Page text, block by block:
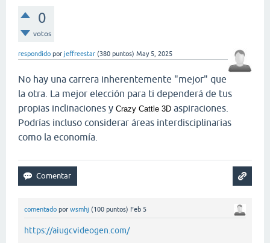
0
votos
respondido por jeffreestar (380 puntos) May 5, 2025
No hay una carrera inherentemente "mejor" que
la otra. La mejor elección para ti dependerá de tus
propias inclinaciones y Crazy Cattle 3D aspiraciones.
Podrías incluso considerar áreas interdisciplinarias
como la economía.
comentado por wsmhj (100 puntos) Feb 5
https://aiugcvideogen.com/